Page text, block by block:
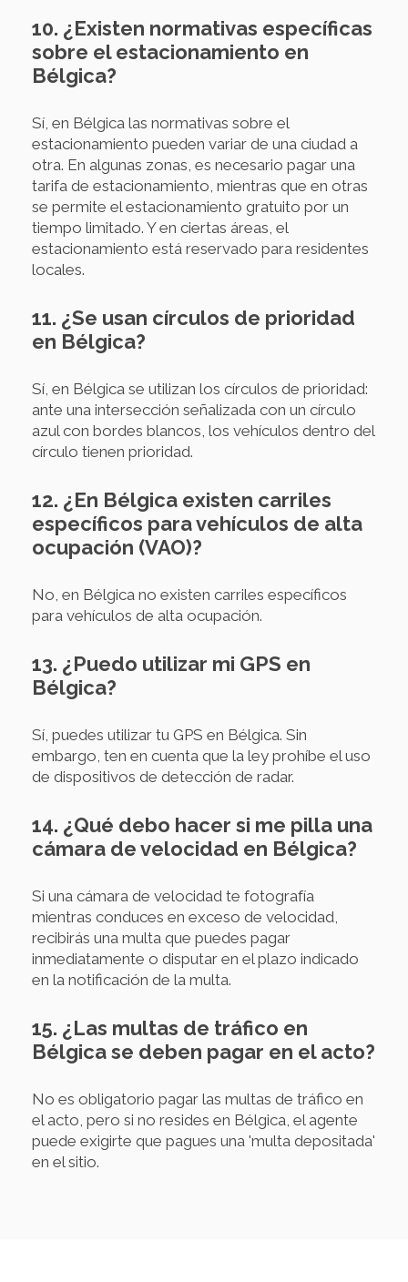
10. ¿Existen normativas específicas
sobre el estacionamiento en
Bélgica?
Sí, en Bélgica las normativas sobre el
estacionamiento pueden variar de una ciudad a
otra. En algunas zonas, es necesario pagar una
tarifa de estacionamiento, mientras que en otras
se permite el estacionamiento gratuito por un
tiempo limitado. Y en ciertas áreas, el
estacionamiento está reservado para residentes
locales.
11. ¿Se usan círculos de prioridad
en Bélgica?
Sí, en Bélgica se utilizan los círculos de prioridad:
ante una intersección señalizada con un círculo
azul con bordes blancos, los vehículos dentro del
círculo tienen prioridad.
12. ¿En Bélgica existen carriles
específicos para vehículos de alta
ocupación (VAO)?
No, en Bélgica no existen carriles específicos
para vehículos de alta ocupación.
13. ¿Puedo utilizar mi GPS en
Bélgica?
Sí, puedes utilizar tu GPS en Bélgica. Sin
embargo, ten en cuenta que la ley prohíbe el uso
de dispositivos de detección de radar.
14. ¿Qué debo hacer si me pilla una
cámara de velocidad en Bélgica?
Si una cámara de velocidad te fotografía
mientras conduces en exceso de velocidad,
recibirás una multa que puedes pagar
inmediatamente o disputar en el plazo indicado
en la notificación de la multa.
15. ¿Las multas de tráfico en
Bélgica se deben pagar en el acto?
No es obligatorio pagar las multas de tráfico en
el acto, pero si no resides en Bélgica, el agente
puede exigirte que pagues una 'multa depositada'
en el sitio.